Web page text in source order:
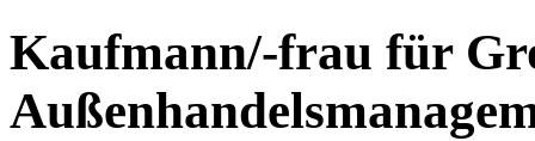
Kaufmann/-frau für